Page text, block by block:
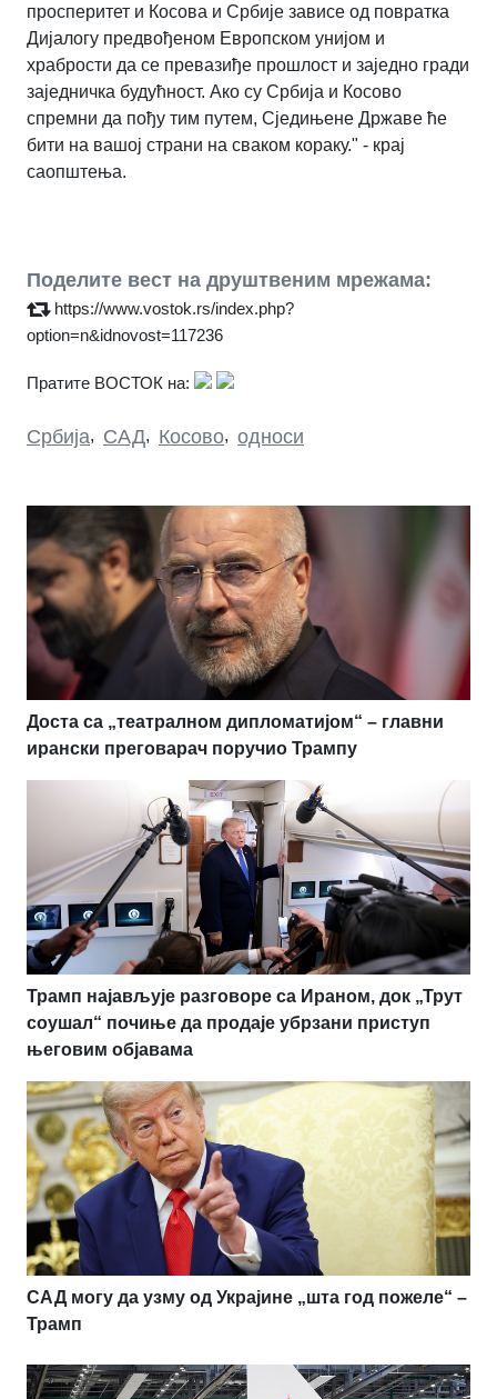
просперитет и Косова и Србије зависе од повратка
Дијалогу предвођеном Европском унијом и
храбрости да се превазиђе прошлост и заједно гради
заједничка будућност. Ако су Србија и Косово
спремни да пођу тим путем, Сједињене Државе ће
бити на вашој страни на сваком кораку." - крај
саопштења.
Поделите вест на друштвеним мрежама:
https://www.vostok.rs/index.php?
option=n&idnovost=117236
Пратите ВОСТОК на:
Србија, САД, Косово, односи
Доста са „театралном дипломатијом“ – главни
ирански преговарач поручио Трампу
Трамп најављује разговоре са Ираном, док „Трут
соушал“ почиње да продаје убрзани приступ
његовим објавама
САД могу да узму од Украјине „шта год пожеле“ –
Трамп